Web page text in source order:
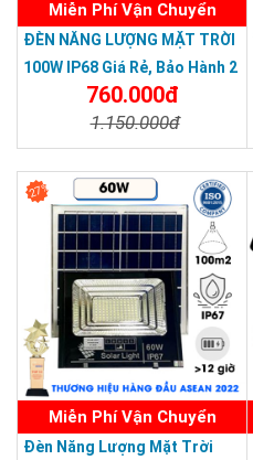
Miễn Phí Vận Chuyển
ĐÈN NĂNG LƯỢNG MẶT TRỜI
100W IP68 Giá Rẻ, Bảo Hành 2
760.000đ
1.150.000đ
27%
Miễn Phí Vận Chuyển
Đèn Năng Lượng Mặt Trời